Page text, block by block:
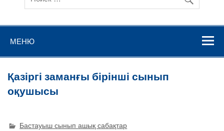
МЕНЮ
Қазіргі заманғы бірінші сынып
оқушысы
Бастауыш сынып ашық сабақтар